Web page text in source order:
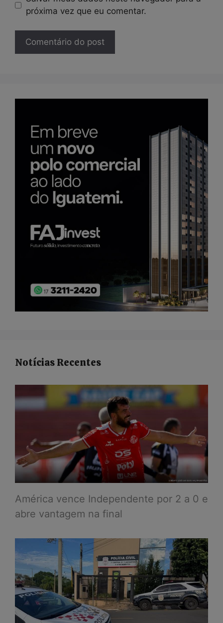
próxima vez que eu comentar.
Notícias Recentes
América vence Independente por 2 a 0 e
abre vantagem na final